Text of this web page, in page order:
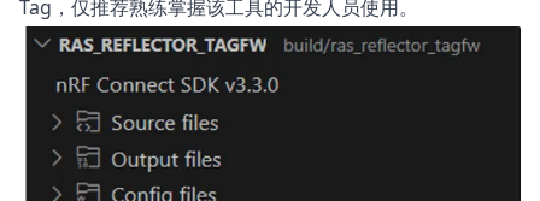
Tag，仅推荐熟练掌握该工具的开发人员使用。